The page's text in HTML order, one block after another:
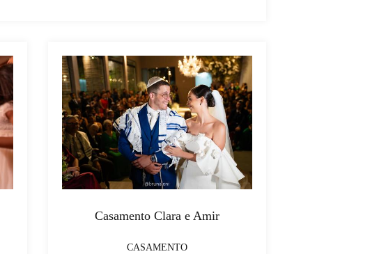
Casamento Clara e Amir
CASAMENTO